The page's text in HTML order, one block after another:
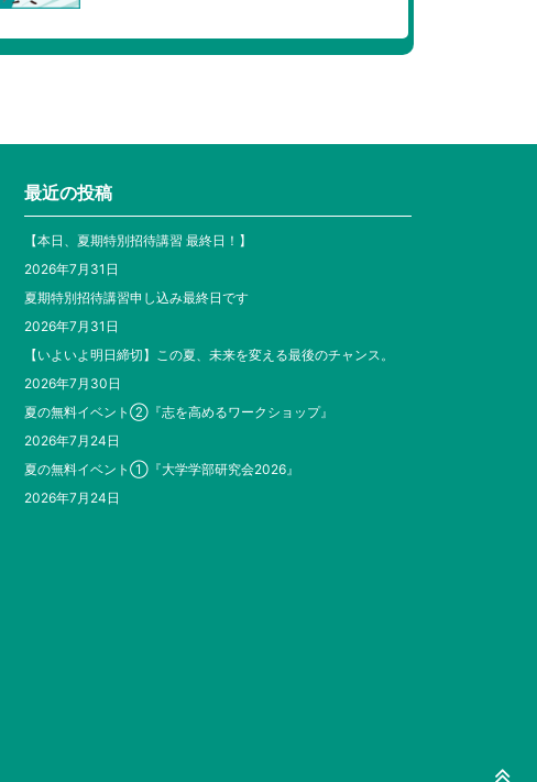
最近の投稿
【本日、夏期特別招待講習 最終日！】
2026年7月31日
夏期特別招待講習申し込み最終日です
2026年7月31日
【いよいよ明日締切】この夏、未来を変える最後のチャンス。
2026年7月30日
夏の無料イベント②『志を高めるワークショップ』
2026年7月24日
夏の無料イベント①『大学学部研究会2026』
2026年7月24日